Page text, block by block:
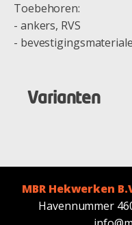
Toebehoren:
- ankers, RVS
-
Varianten
MBR Hekwerken
Havennummer